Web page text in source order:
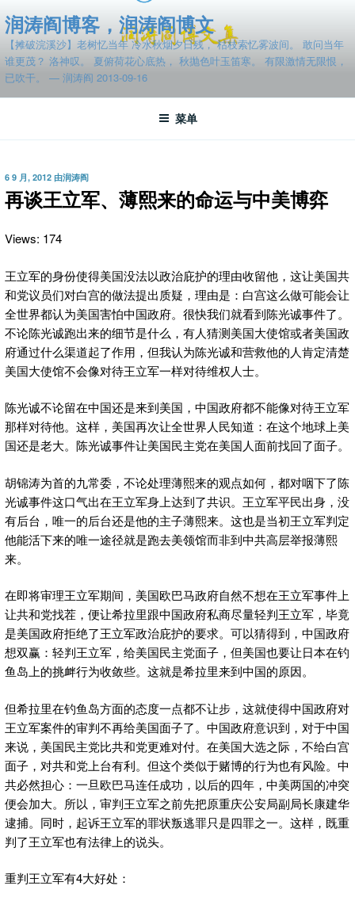
至
容
润涛阎博客，润涛阎博文
【摊破浣溪沙】老树忆当年 冷水秋烟夕日残， 枯枝索忆雾波间。 敢问当年
谁更茂？ 洛神叹。 夏俯荷花心底热， 秋抛色叶玉笛寒。 有限激情无限恨，
已吹干。 — 润涛阎 2013-09-16
菜单
发
布
于
6 9 月, 2012 由润涛阎
再谈王立军、薄熙来的命运与中美博弈
Views: 174
王立军的身份使得美国没法以政治庇护的理由收留他，这让美国共
和党议员们对白宫的做法提出质疑，理由是：白宫这么做可能会让
全世界都认为美国害怕中国政府。很快我们就看到陈光诚事件了。
不论陈光诚跑出来的细节是什么，有人猜测美国大使馆或者美国政
府通过什么渠道起了作用，但我认为陈光诚和营救他的人肯定清楚
美国大使馆不会像对待王立军一样对待维权人士。
陈光诚不论留在中国还是来到美国，中国政府都不能像对待王立军
那样对待他。这样，美国再次让全世界人民知道：在这个地球上美
国还是老大。陈光诚事件让美国民主党在美国人面前找回了面子。
胡锦涛为首的九常委，不论处理薄熙来的观点如何，都对咽下了陈
光诚事件这口气出在王立军身上达到了共识。王立军平民出身，没
有后台，唯一的后台还是他的主子薄熙来。这也是当初王立军判定
他能活下来的唯一途径就是跑去美领馆而非到中共高层举报薄熙
来。
在即将审理王立军期间，美国欧巴马政府自然不想在王立军事件上
让共和党找茬，便让希拉里跟中国政府私商尽量轻判王立军，毕竟
是美国政府拒绝了王立军政治庇护的要求。可以猜得到，中国政府
想双赢：轻判王立军，给美国民主党面子，但美国也要让日本在钓
鱼岛上的挑衅行为收敛些。这就是希拉里来到中国的原因。
但希拉里在钓鱼岛方面的态度一点都不让步，这就使得中国政府对
王立军案件的审判不再给美国面子了。中国政府意识到，对于中国
来说，美国民主党比共和党更难对付。在美国大选之际，不给白宫
面子，对共和党上台有利。但这个类似于赌博的行为也有风险。中
共必然担心：一旦欧巴马连任成功，以后的四年，中美两国的冲突
便会加大。所以，审判王立军之前先把原重庆公安局副局长康建华
逮捕。同时，起诉王立军的罪状叛逃罪只是四罪之一。这样，既重
判了王立军也有法律上的说头。
重判王立军有4大好处：